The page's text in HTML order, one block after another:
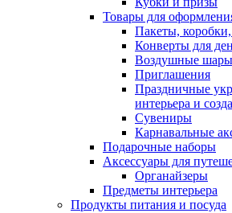
Товары для
Пакеты,
Конверты для
Воздушные
Приглашения
Праздничные
интерьера и
Сувениры
Карнавальные
Подарочные наборы
Аксессуары для
Органайзеры
Предметы интерьера
Продукты питания и посуда